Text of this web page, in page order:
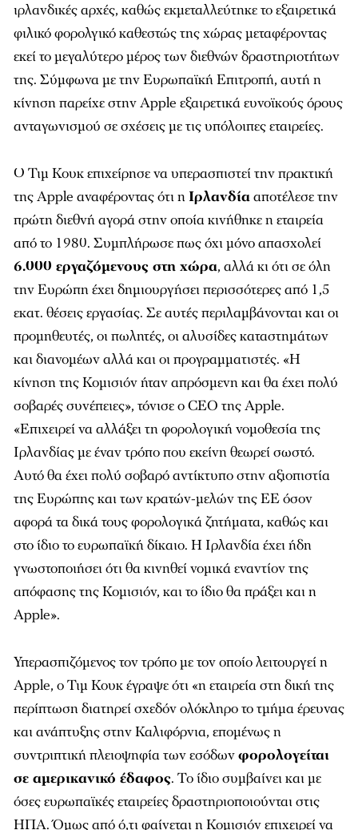
ιρλανδικές αρχές, καθώς εκμεταλλεύτηκε το εξαιρετικά
φιλικό φορολγικό καθεστώς της χώρας μεταφέροντας
εκεί το μεγαλύτερο μέρος των διεθνών δραστηριοτήτων
της. Σύμφωνα με την Ευρωπαϊκή Επιτροπή, αυτή η
κίνηση παρείχε στην Apple εξαιρετικά ευνοϊκούς όρους
ανταγωνισμού σε σχέσεις με τις υπόλοιπες εταιρείες.
Ο Τιμ Κουκ επιχείρησε να υπερασπιστεί την πρακτική
της Apple αναφέροντας ότι η Ιρλανδίααποτέλεσε την
πρώτη διεθνή αγορά στην οποία κινήθηκε η εταιρεία
από το 1980. Συμπλήρωσε πως όχι μόνο απασχολεί
6.000 εργαζόμενους στη χώρα, αλλά κι ότι σε όλη
την Ευρώπη έχει δημιουργήσει περισσότερες από 1,5
εκατ. θέσεις εργασίας. Σε αυτές περιλαμβάνονται και οι
προμηθευτές, οι πωλητές, οι αλυσίδες καταστημάτων
και διανομέων αλλά και οι προγραμματιστές. «Η
κίνηση της Κομισιόν ήταν απρόσμενη και θα έχει πολύ
σοβαρές συνέπειες», τόνισε ο CEO της Apple.
«Επιχειρεί να αλλάξει τη φορολογική νομοθεσία της
Ιρλανδίας με έναν τρόπο που εκείνη θεωρεί σωστό.
Αυτό θα έχει πολύ σοβαρό αντίκτυπο στην αξιοπιστία
της Ευρώπης και των κρατών-μελών της ΕΕ όσον
αφορά τα δικά τους φορολογικά ζητήματα, καθώς και
στο ίδιο το ευρωπαϊκή δίκαιο. Η Ιρλανδία έχει ήδη
γνωστοποιήσει ότι θα κινηθεί νομικά εναντίον της
απόφασης της Κομισιόν, και το ίδιο θα πράξει και η
Apple».
Υπερασπιζόμενος τον τρόπο με τον οποίο λειτουργεί η
Apple, ο Τιμ Κουκ έγραψε ότι «η εταιρεία στη δική της
περίπτωση διατηρεί σχεδόν ολόκληρο το τμήμα έρευνας
και ανάπτυξης στην Καλιφόρνια, επομένως η
συντριπτική πλειοψηφία των εσόδωνφορολογείται
σε αμερικανικό έδαφος. Το ίδιο συμβαίνει και με
όσες ευρωπαϊκές εταιρείες δραστηριοποιούνται στις
ΗΠΑ. Όμως από ό,τι φαίνεται η Κομισιόν επιχειρεί να